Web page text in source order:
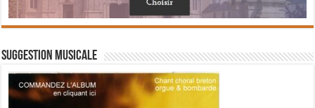
Suggestion musicale